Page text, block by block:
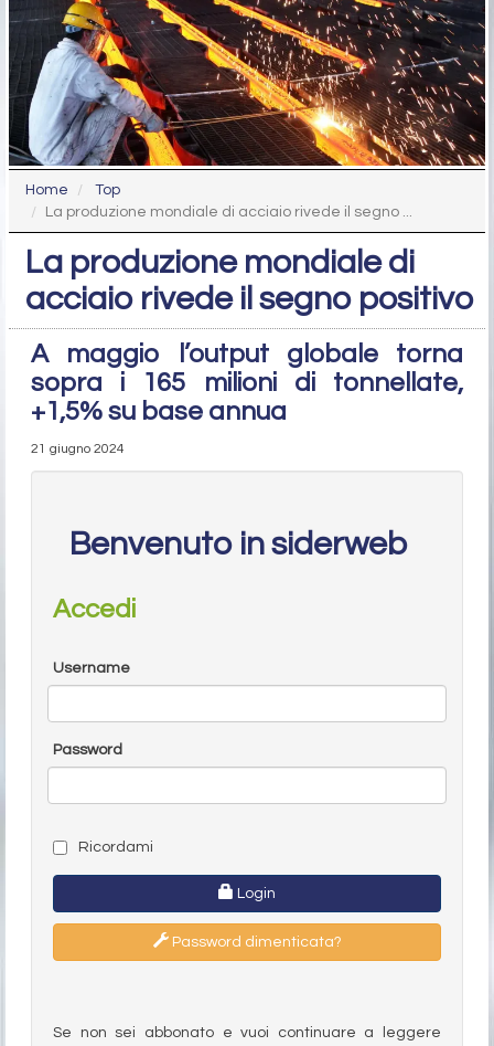
Home
Top
La produzione mondiale di acciaio rivede il segno ...
La produzione mondiale di
acciaio rivede il segno positivo
A maggio l’output globale torna
sopra i 165 milioni di tonnellate,
+1,5% su base annua
21 giugno 2024
Benvenuto in siderweb
Accedi
Username
Password
Ricordami
Login
Password dimenticata?
Se non sei abbonato e vuoi continuare a leggere